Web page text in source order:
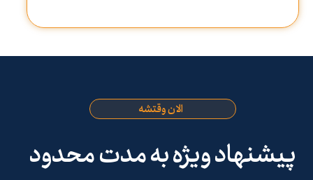
الان وقتشه
پیشنهاد ویژه به مدت محدود